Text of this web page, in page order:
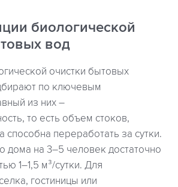
биологической
вод
очистки бытовых
по ключевым
из них –
то есть объем стоков,
способна переработать за сутки.
дома на 3–5 человек достаточно
1–1,5 м³/сутки. Для
гостиницы или